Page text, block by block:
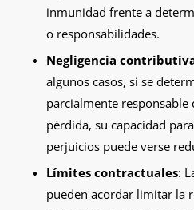
inmunidad frente a
o responsabilidades.
Negligencia
algunos casos, si se
parcialmente
pérdida, su capacidad
perjuicios puede verse
Límites contractuales:
pueden acordar limitar la